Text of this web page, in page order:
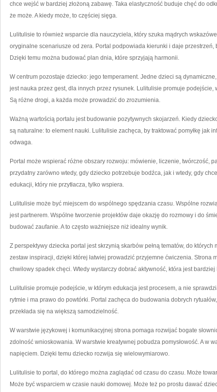
chce wejść w bardziej złożoną zabawę. Taka elastyczność buduje chęć do
że może. A kiedy może, to częściej sięga.
Lulitulisie to również wsparcie dla nauczyciela, który szuka mądrych
oryginalne scenariusze od zera. Portal podpowiada kierunki i daje przestrzeń,
Dzięki temu można budować plan dnia, które sprzyjają harmonii.
W centrum pozostaje dziecko: jego temperament. Jedne dzieci są
jest nauka przez gest, dla innych przez rysunek. Lulitulisie promuje
Są różne drogi, a każda może prowadzić do zrozumienia.
Ważną wartością portalu jest budowanie pozytywnych skojarzeń. Kiedy
są naturalne: to element nauki. Lulitulisie zachęca, by traktować pomyłkę jak
odwaga.
Portal może wspierać różne obszary rozwoju: mówienie, liczenie, twórczość,
przydatny zarówno wtedy, gdy dziecko potrzebuje bodźca, jak i wtedy, gdy
edukacji, który nie przytłacza, tylko wspiera.
Lulitulisie może być miejscem do wspólnego spędzania czasu. Wspólne
jest partnerem. Wspólne tworzenie projektów daje okazję do rozmowy i do
budować zaufanie. A to często ważniejsze niż idealny wynik.
Z perspektywy dziecka portal jest skrzynią skarbów pełną tematów, do których
zestaw inspiracji, dzięki której łatwiej prowadzić przyjemne ćwiczenia. Strona
chwilowy spadek chęci. Wtedy wystarczy dobrać aktywność, która jest
Lulitulisie promuje podejście, w którym edukacja jest procesem, a nie
rytmie i ma prawo do powtórki. Portal zachęca do budowania dobrych
przekłada się na większą samodzielność.
W warstwie językowej i komunikacyjnej strona pomaga rozwijać bogate
zdolność wnioskowania. W warstwie kreatywnej pobudza pomysłowość. A w
napięciem. Dzięki temu dziecko rozwija się wielowymiarowo.
Lulitulisie to portal, do którego można zaglądać od czasu do czasu. Może
Może być wsparciem w czasie nauki domowej. Może też po prostu dawać